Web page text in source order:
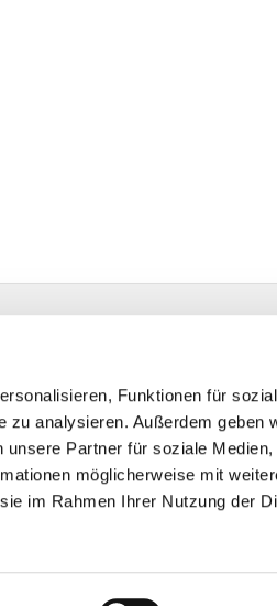
Funktionen für
zu analysieren. Außerdem geben
Partner für soziale Medien,
möglicherweise mit
im Rahmen Ihrer Nutzung der